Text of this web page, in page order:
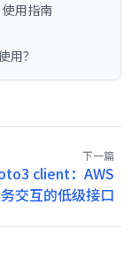
用指南
用？
下一篇
client：AWS
交互的低级接口